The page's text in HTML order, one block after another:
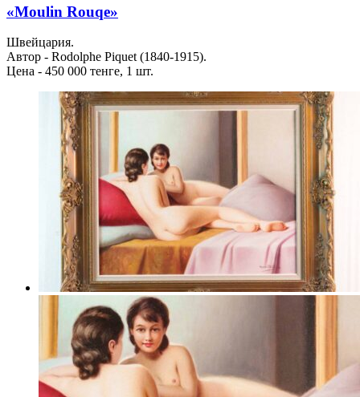
«Moulin Rouqe»
Швейцария.
Автор - Rodolphe Piquet (1840-1915).
Цена - 450 000 тенге, 1 шт.